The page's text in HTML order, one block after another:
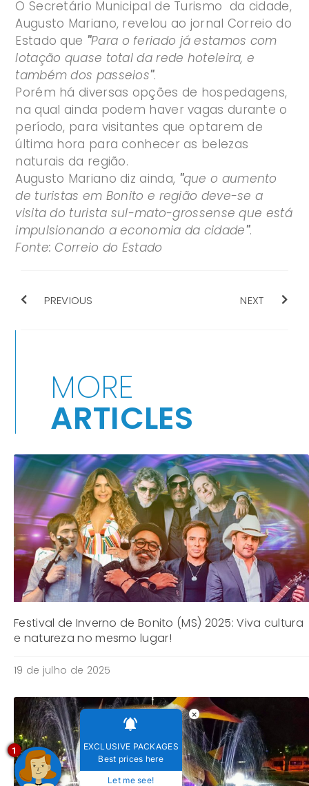
O Secretário Municipal de Turismo da cidade,
Augusto Mariano, revelou ao jornal Correio do
Estado que "Para o feriado já estamos com
lotação quase total da rede hoteleira, e
também dos passeios".
Porém há diversas opções de hospedagens,
na qual ainda podem haver vagas durante o
período, para visitantes que optarem de
última hora para conhecer as belezas
naturais da região.
Augusto Mariano diz ainda, "que o aumento
de turistas em Bonito e região deve-se a
visita do turista sul-mato-grossense que está
impulsionando a economia da cidade".
Fonte: Correio do Estado
PREVIOUS NEXT
MORE
ARTICLES
Festival de Inverno de Bonito (MS) 2025: Viva cultura
e natureza no mesmo lugar!
19 de julho de 2025
×
EXCLUSIVE PACKAGES
Best prices here
Let me see!
1